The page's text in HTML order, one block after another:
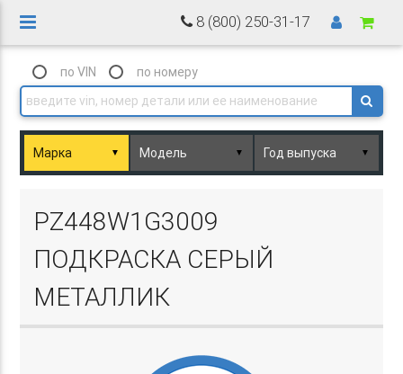
8 (800) 250-31-17
по VIN по номеру
▼ ▼ ▼
PZ448W1G3009
ПОДКРАСКА СЕРЫЙ
МЕТАЛЛИК